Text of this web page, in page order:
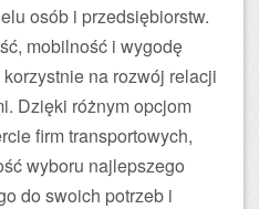
osób i przedsiębiorstw.
mobilność i wygodę
na rozwój relacji
Dzięki różnym opcjom
firm transportowych,
wyboru najlepszego
do swoich potrzeb i